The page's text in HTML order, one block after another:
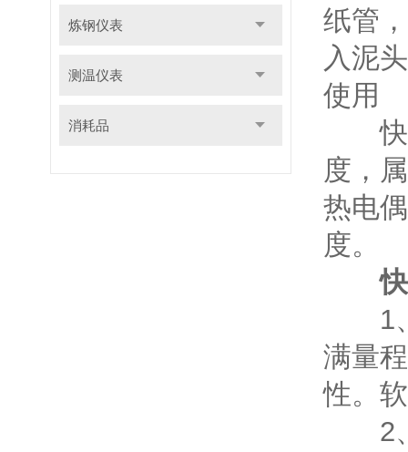
炼钢仪表
测温仪表
消耗品
纸管
入泥
使用
快速
度，
热电
度。
1、
满量
性。
2、